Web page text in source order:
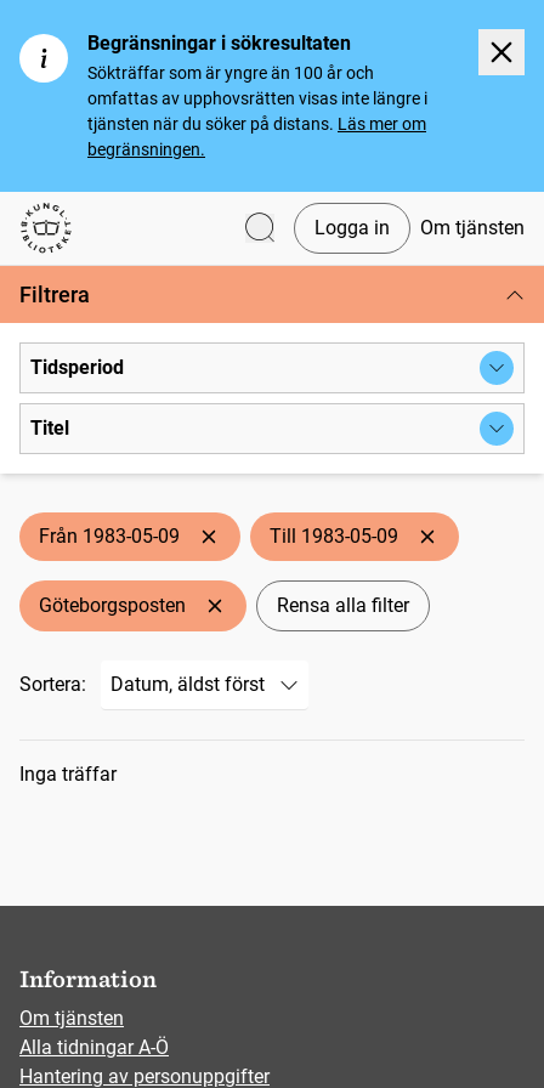
Begränsningar i sökresultaten
Sökträffar som är yngre än 100 år och
omfattas av upphovsrätten visas inte längre i
tjänsten när du söker på distans. Läs mer om
begränsningen.
Svenska tidningar
Logga in Om tjänsten
Filtrera
Tidsperiod
Titel
Från 1983-05-09 Till 1983-05-09
Göteborgsposten Rensa alla filter
Sortera:
Sökresultat
Inga träffar
Information
Om tjänsten
Alla tidningar A-Ö
Hantering av personuppgifter